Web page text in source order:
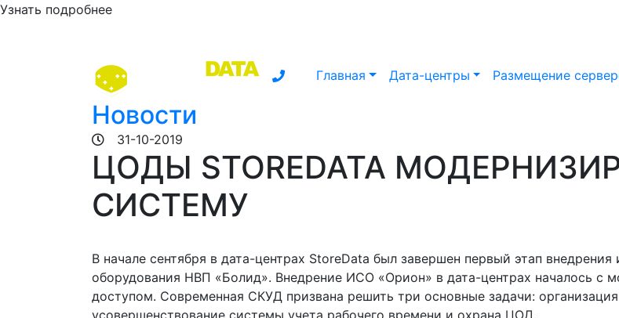
Узнать подробнее
Главная Дата-центры Размещение
Новости
31-10-2019
ЦОДЫ STOREDATA
СИСТЕМУ
В начале сентября в дата-центрах StoreData был завершен первый этап
оборудования НВП «Болид». Внедрение ИСО «Орион» в дата-центрах началось с
доступом. Современная СКУД призвана решить три основные задачи:
усовершенствование системы учета рабочего времени и охрана ЦОД.